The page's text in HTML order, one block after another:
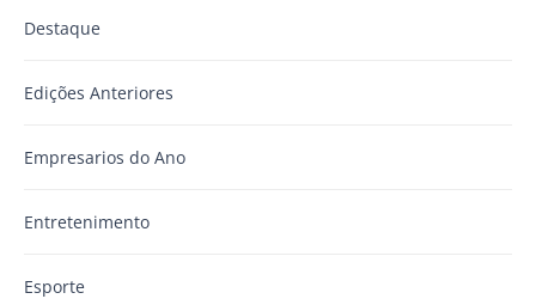
Destaque
Edições Anteriores
Empresarios do Ano
Entretenimento
Esporte